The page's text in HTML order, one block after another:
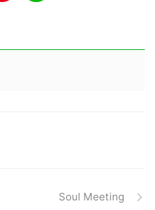
Soul Meeting